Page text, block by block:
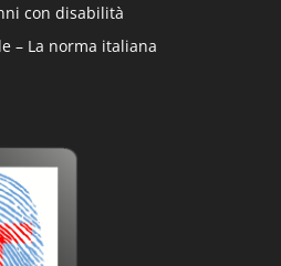
con disabilità
– La norma italiana